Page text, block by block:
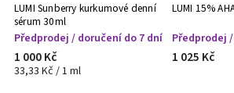
LUMI Sunberry kurkumové denní
sérum 30ml
Předprodej / doručení do 7 dní
1 000 Kč
33,33 Kč / 1 ml
LUMI 15%
Předprodej
1 025 Kč